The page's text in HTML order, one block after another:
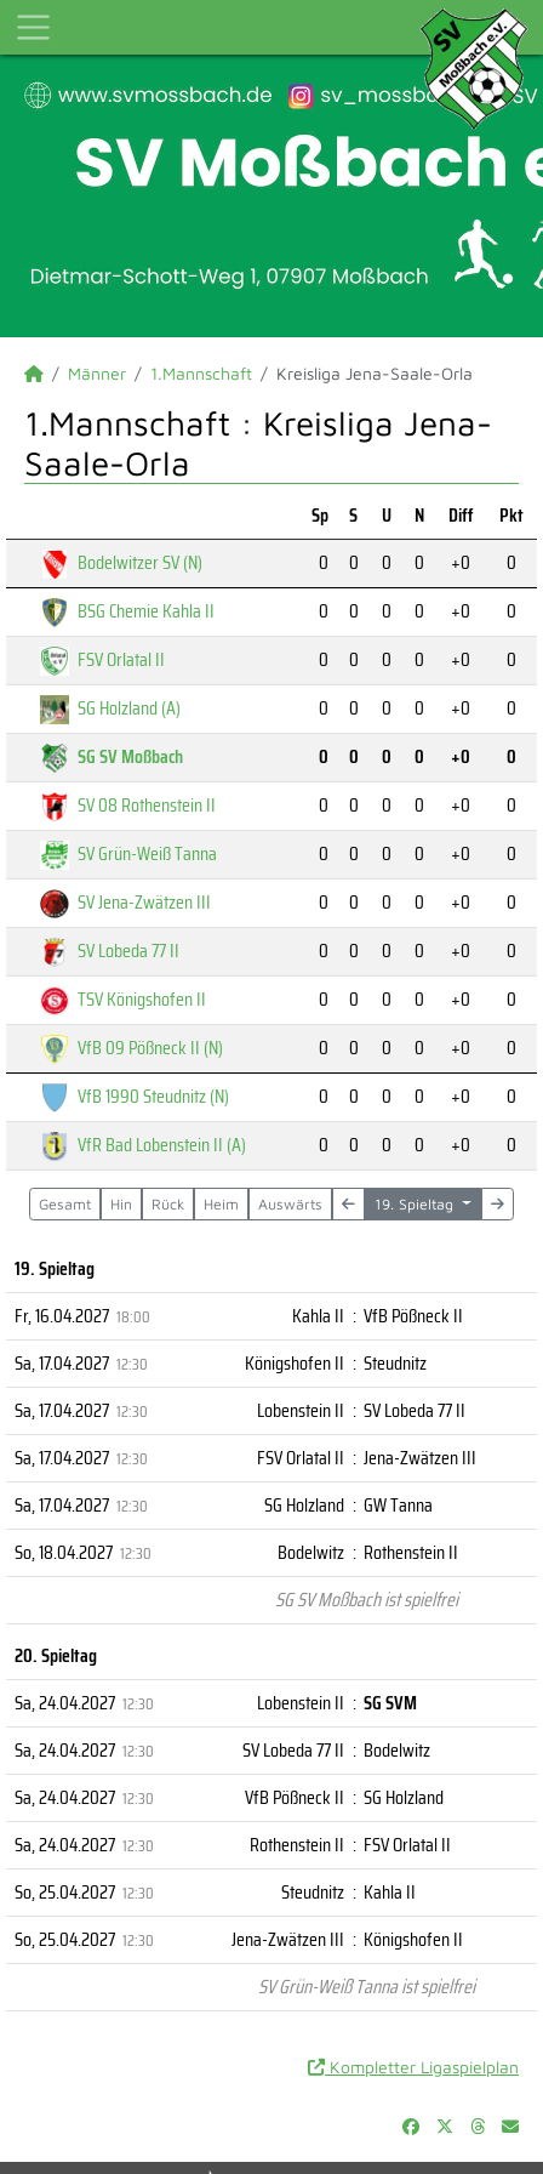
Männer 1.Mannschaft Kreisliga Jena-Saale-Orla
1.Mannschaft : Kreisliga Jena-
Saale-Orla
Sp S U N Diff
Pkt
Bodelwitzer SV (N)
0 0 0 0 +0
0
BSG Chemie Kahla II
0 0 0 0 +0
0
FSV Orlatal II
0 0 0 0 +0
0
SG Holzland (A)
0 0 0 0 +0
0
SG SV Moßbach
0 0 0 0 +0
0
SV 08 Rothenstein II
0 0 0 0 +0
0
SV Grün-Weiß Tanna
0 0 0 0 +0
0
SV Jena-Zwätzen III
0 0 0 0 +0
0
SV Lobeda 77 II
0 0 0 0 +0
0
TSV Königshofen II
0 0 0 0 +0
0
VfB 09 Pößneck II (N)
0 0 0 0 +0
0
VfB 1990 Steudnitz (N)
0 0 0 0 +0
0
VfR Bad Lobenstein II (A)
0 0 0 0 +0 0
Gesamt Hin Rück Heim Auswärts 19. Spieltag
19. Spieltag
Fr, 16.04.2027 18:00 Kahla II : VfB Pößneck II
Sa, 17.04.2027 12:30 Königshofen II : Steudnitz
Sa, 17.04.2027 12:30 Lobenstein II : SV Lobeda 77 II
Sa, 17.04.2027 12:30 FSV Orlatal II : Jena-Zwätzen III
Sa, 17.04.2027 12:30 SG Holzland : GW Tanna
So, 18.04.2027 12:30 Bodelwitz : Rothenstein II
SG SV Moßbach ist spielfrei
20. Spieltag
Sa, 24.04.2027 12:30 Lobenstein II : SG SVM
Sa, 24.04.2027 12:30 SV Lobeda 77 II : Bodelwitz
Sa, 24.04.2027 12:30 VfB Pößneck II : SG Holzland
Sa, 24.04.2027 12:30 Rothenstein II : FSV Orlatal II
So, 25.04.2027 12:30 Steudnitz : Kahla II
So, 25.04.2027 12:30 Jena-Zwätzen III : Königshofen II
SV Grün-Weiß Tanna ist spielfrei
Kompletter Ligaspielplan